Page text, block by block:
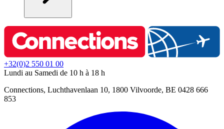
+32(0)2 550 01 00
Lundi au Samedi de 10 h à 18 h
Connections, Luchthavenlaan 10, 1800 Vilvoorde, BE 0428 666
853